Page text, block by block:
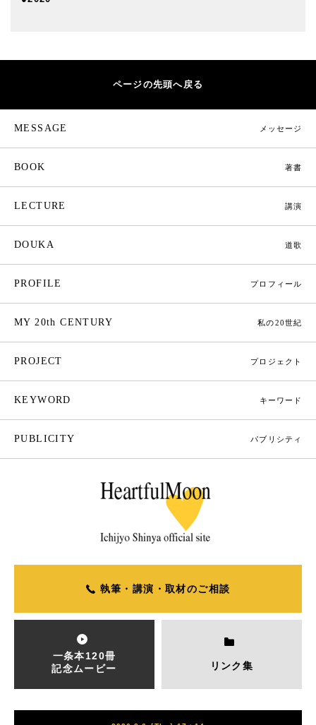
ページの先頭へ戻る
MESSAGE メッセージ
BOOK 著書
LECTURE 講演
DOUKA 道歌
PROFILE プロフィール
MY 20th CENTURY 私の20世紀
PROJECT プロジェクト
KEYWORD キーワード
PUBLICITY パブリシティ
執筆・講演・取材のご相談
一条本120冊
記念ムービー
リンク集